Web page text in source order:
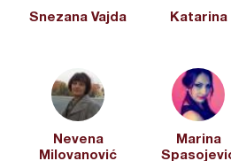
Snezana Vajda Katarina
Nevena
Milovanović
Marina